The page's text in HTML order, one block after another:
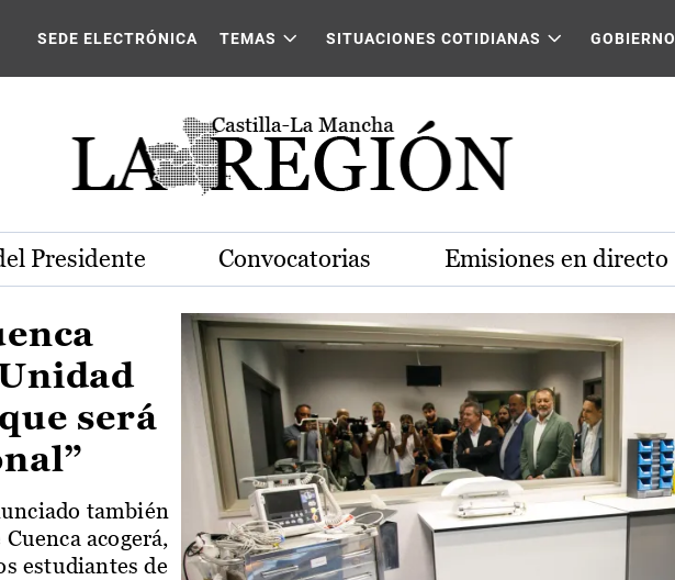
Castilla-La Mancha
SEDE ELECTRÓNICA TEMAS SITUACIONES COTIDIANAS GOBIERNO
Presidente Convocatorias Emisiones en directo
será
también
acogerá,
estudiantes de